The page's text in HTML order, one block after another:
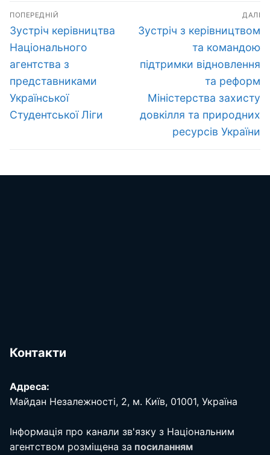
Навігація
записів
ПОПЕРЕДНІЙ
Попередній
запис:
Зустріч керівництва
Національного
агентства з
представниками
Української
Студентської Ліги
ДАЛІ
Наступний
Зустріч з керівництвом
та командою
підтримки відновлення
та реформ
Міністерства захисту
довкілля та природних
ресурсів України
Контакти
Адреса:
Майдан Незалежності, 2, м. Київ, 01001, Україна
Інформація про канали зв'язку з Національним
агентством розміщена за посиланням